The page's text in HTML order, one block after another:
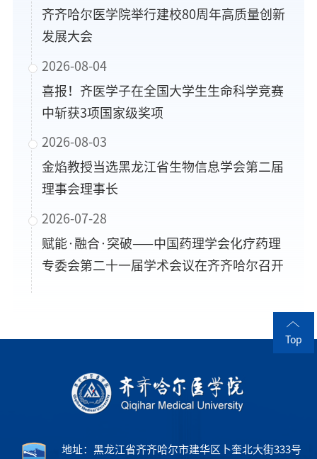
齐齐哈尔医学院举行建校80周年高质量创新
发展大会
2026-08-04
喜报！齐医学子在全国大学生生命科学竞赛
中斩获3项国家级奖项
2026-08-03
金焰教授当选黑龙江省生物信息学会第二届
理事会理事长
2026-07-28
赋能·融合·突破——中国药理学会化疗药理
专委会第二十一届学术会议在齐齐哈尔召开
Top
地址：黑龙江省齐齐哈尔市建华区卜奎北大街333号